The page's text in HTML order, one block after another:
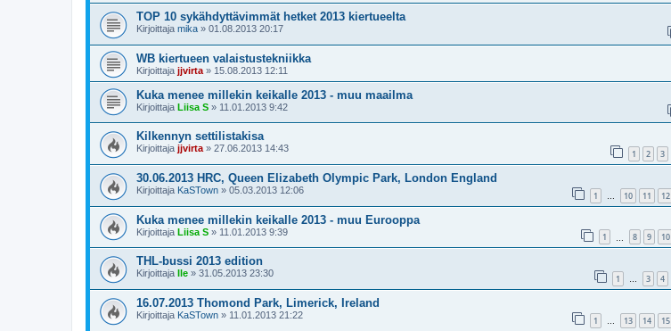
TOP 10 sykähdyttävimmät hetket 2013 kiertueelta
Kirjoittaja mika » 01.08.2013 20:17
WB kiertueen valaistustekniikka
Kirjoittaja jjvirta » 15.08.2013 12:11
Kuka menee millekin keikalle 2013 - muu maailma
Kirjoittaja Liisa S » 11.01.2013 9:42
Kilkennyn settilistakisa
Kirjoittaja jjvirta » 27.06.2013 14:43 1 2 3
30.06.2013 HRC, Queen Elizabeth Olympic Park, London England
Kirjoittaja KaSTown » 05.03.2013 12:06 1 … 10 11 12
Kuka menee millekin keikalle 2013 - muu Eurooppa
Kirjoittaja Liisa S » 11.01.2013 9:39 1 8 9 10
THL-bussi 2013 edition
Kirjoittaja Ile » 31.05.2013 23:30 1 … 3 4
16.07.2013 Thomond Park, Limerick, Ireland
Kirjoittaja KaSTown » 11.01.2013 21:22 1 … 13 14 15